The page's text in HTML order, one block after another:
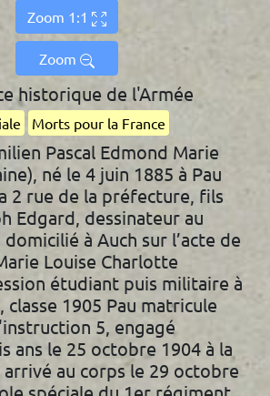
Zoom 1:1
Zoom
historique de l'Armée
Morts pour la France
Pascal Edmond Marie
né le 4 juin 1885 à Pau
2 rue de la préfecture, fils
Edgard, dessinateur au
à Auch sur l’acte de
Louise Charlotte
étudiant puis militaire à
classe 1905 Pau matricule
5, engagé
ans le 25 octobre 1904 à la
arrivé au corps le 29 octobre